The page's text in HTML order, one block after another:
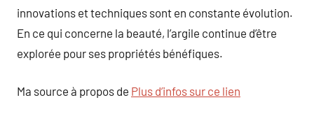
innovations et techniques sont en constante évolution.
En ce qui concerne la beauté, l’argile continue d’être
explorée pour ses propriétés bénéfiques.
Ma source à propos de Plus d’infos sur ce lien